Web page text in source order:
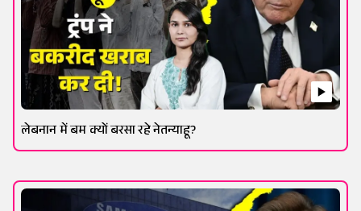
लेबनान में बम क्यों बरसा रहे नेतन्याहू?